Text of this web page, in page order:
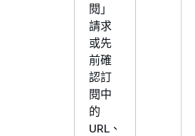
閱」
請求
或先
前確
認訂
閱中
的
URL、